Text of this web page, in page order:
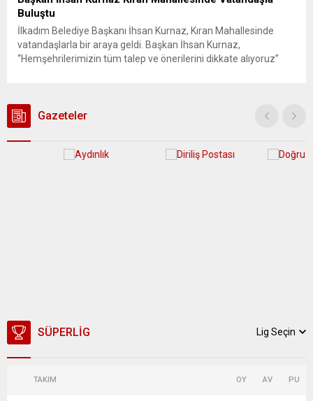
Buluştu
İlkadım Belediye Başkanı İhsan Kurnaz, Kıran Mahallesinde
vatandaşlarla bir araya geldi. Başkan İhsan Kurnaz,
“Hemşehrilerimizin tüm talep ve önerilerini dikkate alıyoruz”
Kurnaz, gelen taleplerin çözümü için...
Gazeteler
SÜPERLIG Lig Seçin
TAKIM OY AV PU